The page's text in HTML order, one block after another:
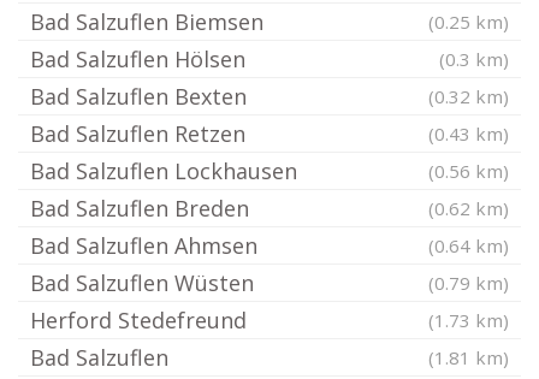
Bad Salzuflen Biemsen (0.25 km)
Bad Salzuflen Hölsen (0.3 km)
Bad Salzuflen Bexten (0.32 km)
Bad Salzuflen Retzen (0.43 km)
Bad Salzuflen Lockhausen (0.56 km)
Bad Salzuflen Breden (0.62 km)
Bad Salzuflen Ahmsen (0.64 km)
Bad Salzuflen Wüsten (0.79 km)
Herford Stedefreund (1.73 km)
Bad Salzuflen (1.81 km)